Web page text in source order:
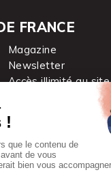
FRANCE
Magazine
Newsletter
Accès illimité au site